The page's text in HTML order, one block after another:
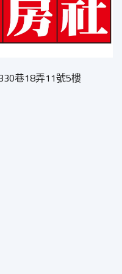
巷18弄11號5樓